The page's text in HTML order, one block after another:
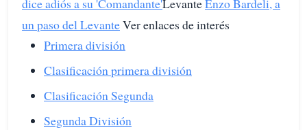
dice adiós a su 'Comandante'LevanteEnzo Bardeli, a
un paso del LevanteVer enlaces de interés
Primera división
Clasificación primera división
Clasificación Segunda
Segunda División